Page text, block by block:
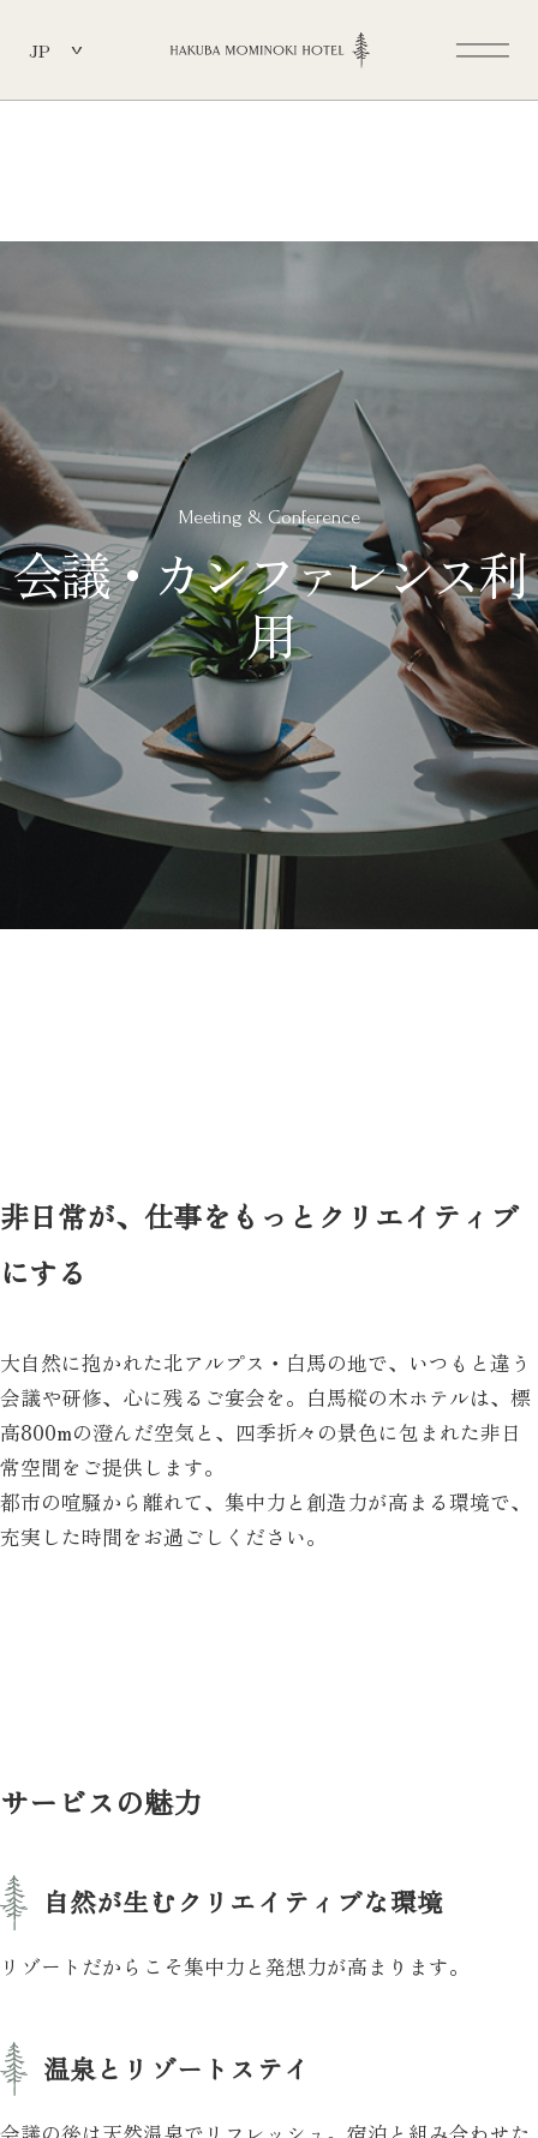
JP
Meeting & Conference
会議・カンファレンス利
用
非日常が、仕事をもっとクリエイティブ
にする
大自然に抱かれた北アルプス・白馬の地で、いつもと違う
会議や研修、心に残るご宴会を。白馬樅の木ホテルは、標
高800mの澄んだ空気と、四季折々の景色に包まれた非日
常空間をご提供します。
都市の喧騒から離れて、集中力と創造力が高まる環境で、
充実した時間をお過ごしください。
サービスの魅力
自然が生むクリエイティブな環境
リゾートだからこそ集中力と発想力が高まります。
温泉とリゾートステイ